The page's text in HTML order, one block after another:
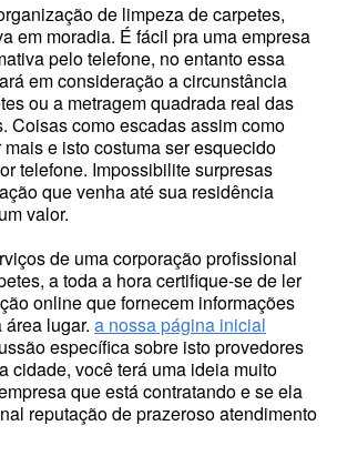
de limpeza de carpetes,
em moradia. É fácil pra uma empresa
pelo telefone, no entanto essa
em consideração a circunstância
ou a metragem quadrada real das
Coisas como escadas assim como
e isto costuma ser esquecido
telefone. Impossibilite surpresas
que venha até sua residência
valor.
de uma corporação profissional
a toda a hora certifique-se de ler
online que fornecem informações
lugar. a nossa página inicial
específica sobre isto provedores
cidade, você terá uma ideia muito
que está contratando e se ela
reputação de prazeroso atendimento